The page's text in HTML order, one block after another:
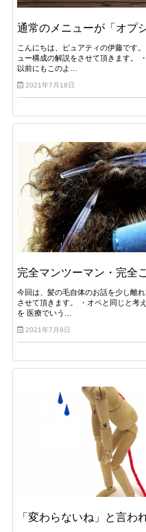
通常のメニューが「オプ
こんにちは、ピュアティの伊藤です
ュー構成の解説をさせて頂きます。
以前にもこのよ…
2021年7月18日
完全マンツーマン・完全
今回は、髪の毛自体のお話を少し離
させて頂きます。 ・オペと同じと考
を 医療でいう…
2021年7月8日
「変わらないね」と言わ